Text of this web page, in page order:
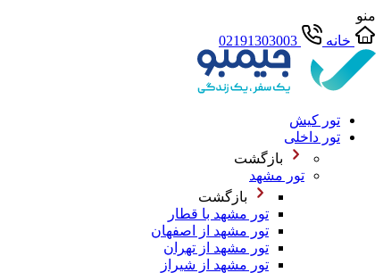
منو
خانه
02191303003
تور کیش
تور داخلی
بازگشت
تور مشهد
بازگشت
تور مشهد با قطار
تور مشهد از اصفهان
تور مشهد از تهران
تور مشهد از شیراز